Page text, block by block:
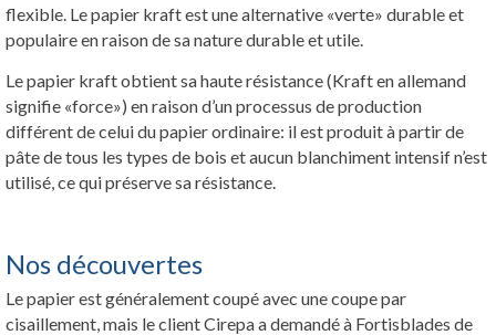
flexible. Le papier kraft est une alternative «verte» durable et
populaire en raison de sa nature durable et utile.
Le papier kraft obtient sa haute résistance (Kraft en allemand
signifie «force») en raison d’un processus de production
différent de celui du papier ordinaire: il est produit à partir de
pâte de tous les types de bois et aucun blanchiment intensif n’est
utilisé, ce qui préserve sa résistance.
Nos découvertes
Le papier est généralement coupé avec une coupe par
cisaillement, mais le client Cirepa a demandé à Fortisblades de